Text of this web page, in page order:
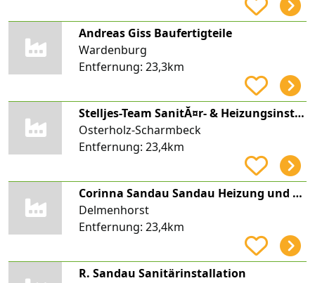
Andreas Giss Baufertigteile
Wardenburg
Entfernung: 23,3km
Stelljes-Team SanitĂ¤r- & Heizungsinstallations GmbH
Osterholz-Scharmbeck
Entfernung: 23,4km
Corinna Sandau Sandau Heizung und Sanitär
Delmenhorst
Entfernung: 23,4km
R. Sandau Sanitärinstallation